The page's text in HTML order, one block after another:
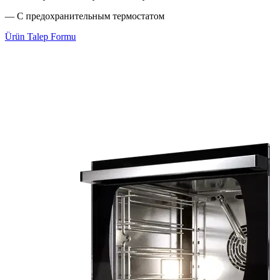
— С предохранительным термостатом
Ürün Talep Formu